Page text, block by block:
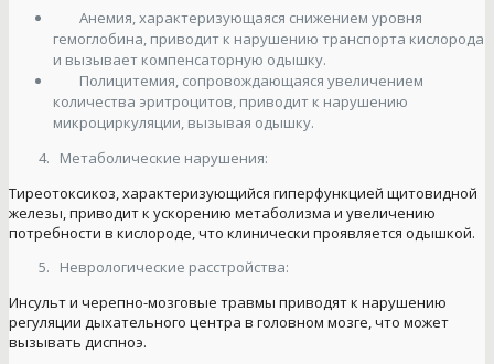
Анемия, характеризующаяся снижением уровня
гемоглобина, приводит к нарушению транспорта кислорода
и вызывает компенсаторную одышку.
Полицитемия, сопровождающаяся увеличением
количества эритроцитов, приводит к нарушению
микроциркуляции, вызывая одышку.
Метаболические нарушения:
Тиреотоксикоз, характеризующийся гиперфункцией щитовидной
железы, приводит к ускорению метаболизма и увеличению
потребности в кислороде, что клинически проявляется одышкой.
Неврологические расстройства:
Инсульт и черепно-мозговые травмы приводят к нарушению
регуляции дыхательного центра в головном мозге, что может
вызывать диспноэ.